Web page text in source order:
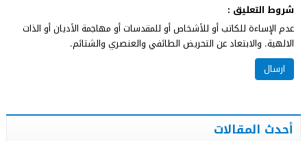
شروط التعليق :
عدم الإساءة للكاتب أو للأشخاص أو للمقدسات أو مهاجمة الأديان أو الذات
الالهية. والابتعاد عن التحريض الطائفي والعنصري والشتائم.
أحدث المقالات